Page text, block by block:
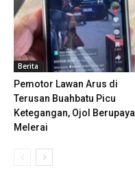
Berita
Pemotor Lawan Arus di
Terusan Buahbatu Picu
Ketegangan, Ojol Berupaya
Melerai